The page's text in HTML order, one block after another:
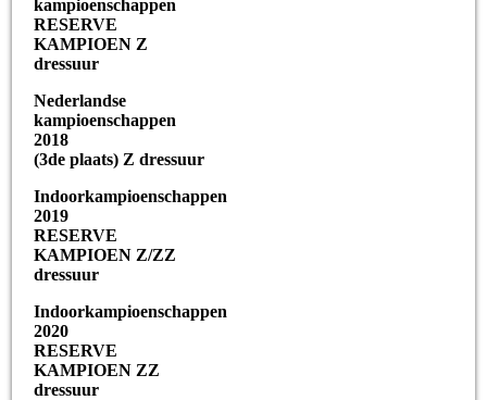
kampioenschappen
RESERVE
KAMPIOEN Z
dressuur
Nederlandse
kampioenschappen
2018
(3de plaats) Z dressuur
Indoorkampioenschappen
2019
RESERVE
KAMPIOEN Z/ZZ
dressuur
Indoorkampioenschappen
2020
RESERVE
KAMPIOEN ZZ
dressuur